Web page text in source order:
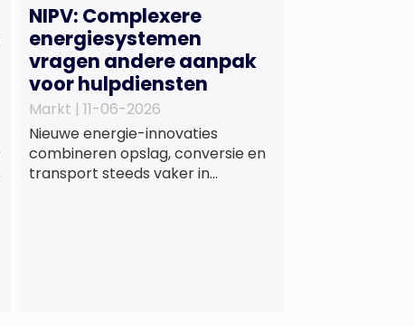
NIPV: Complexere
energiesystemen
vragen andere aanpak
voor hulpdiensten
Markt | 11-06-2026
Nieuwe energie-innovaties
combineren opslag, conversie en
transport steeds vaker in